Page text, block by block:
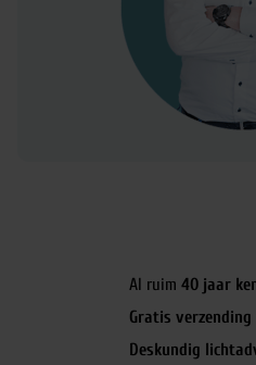
Al ruim 40 jaar
Gratis verzending
Deskundig